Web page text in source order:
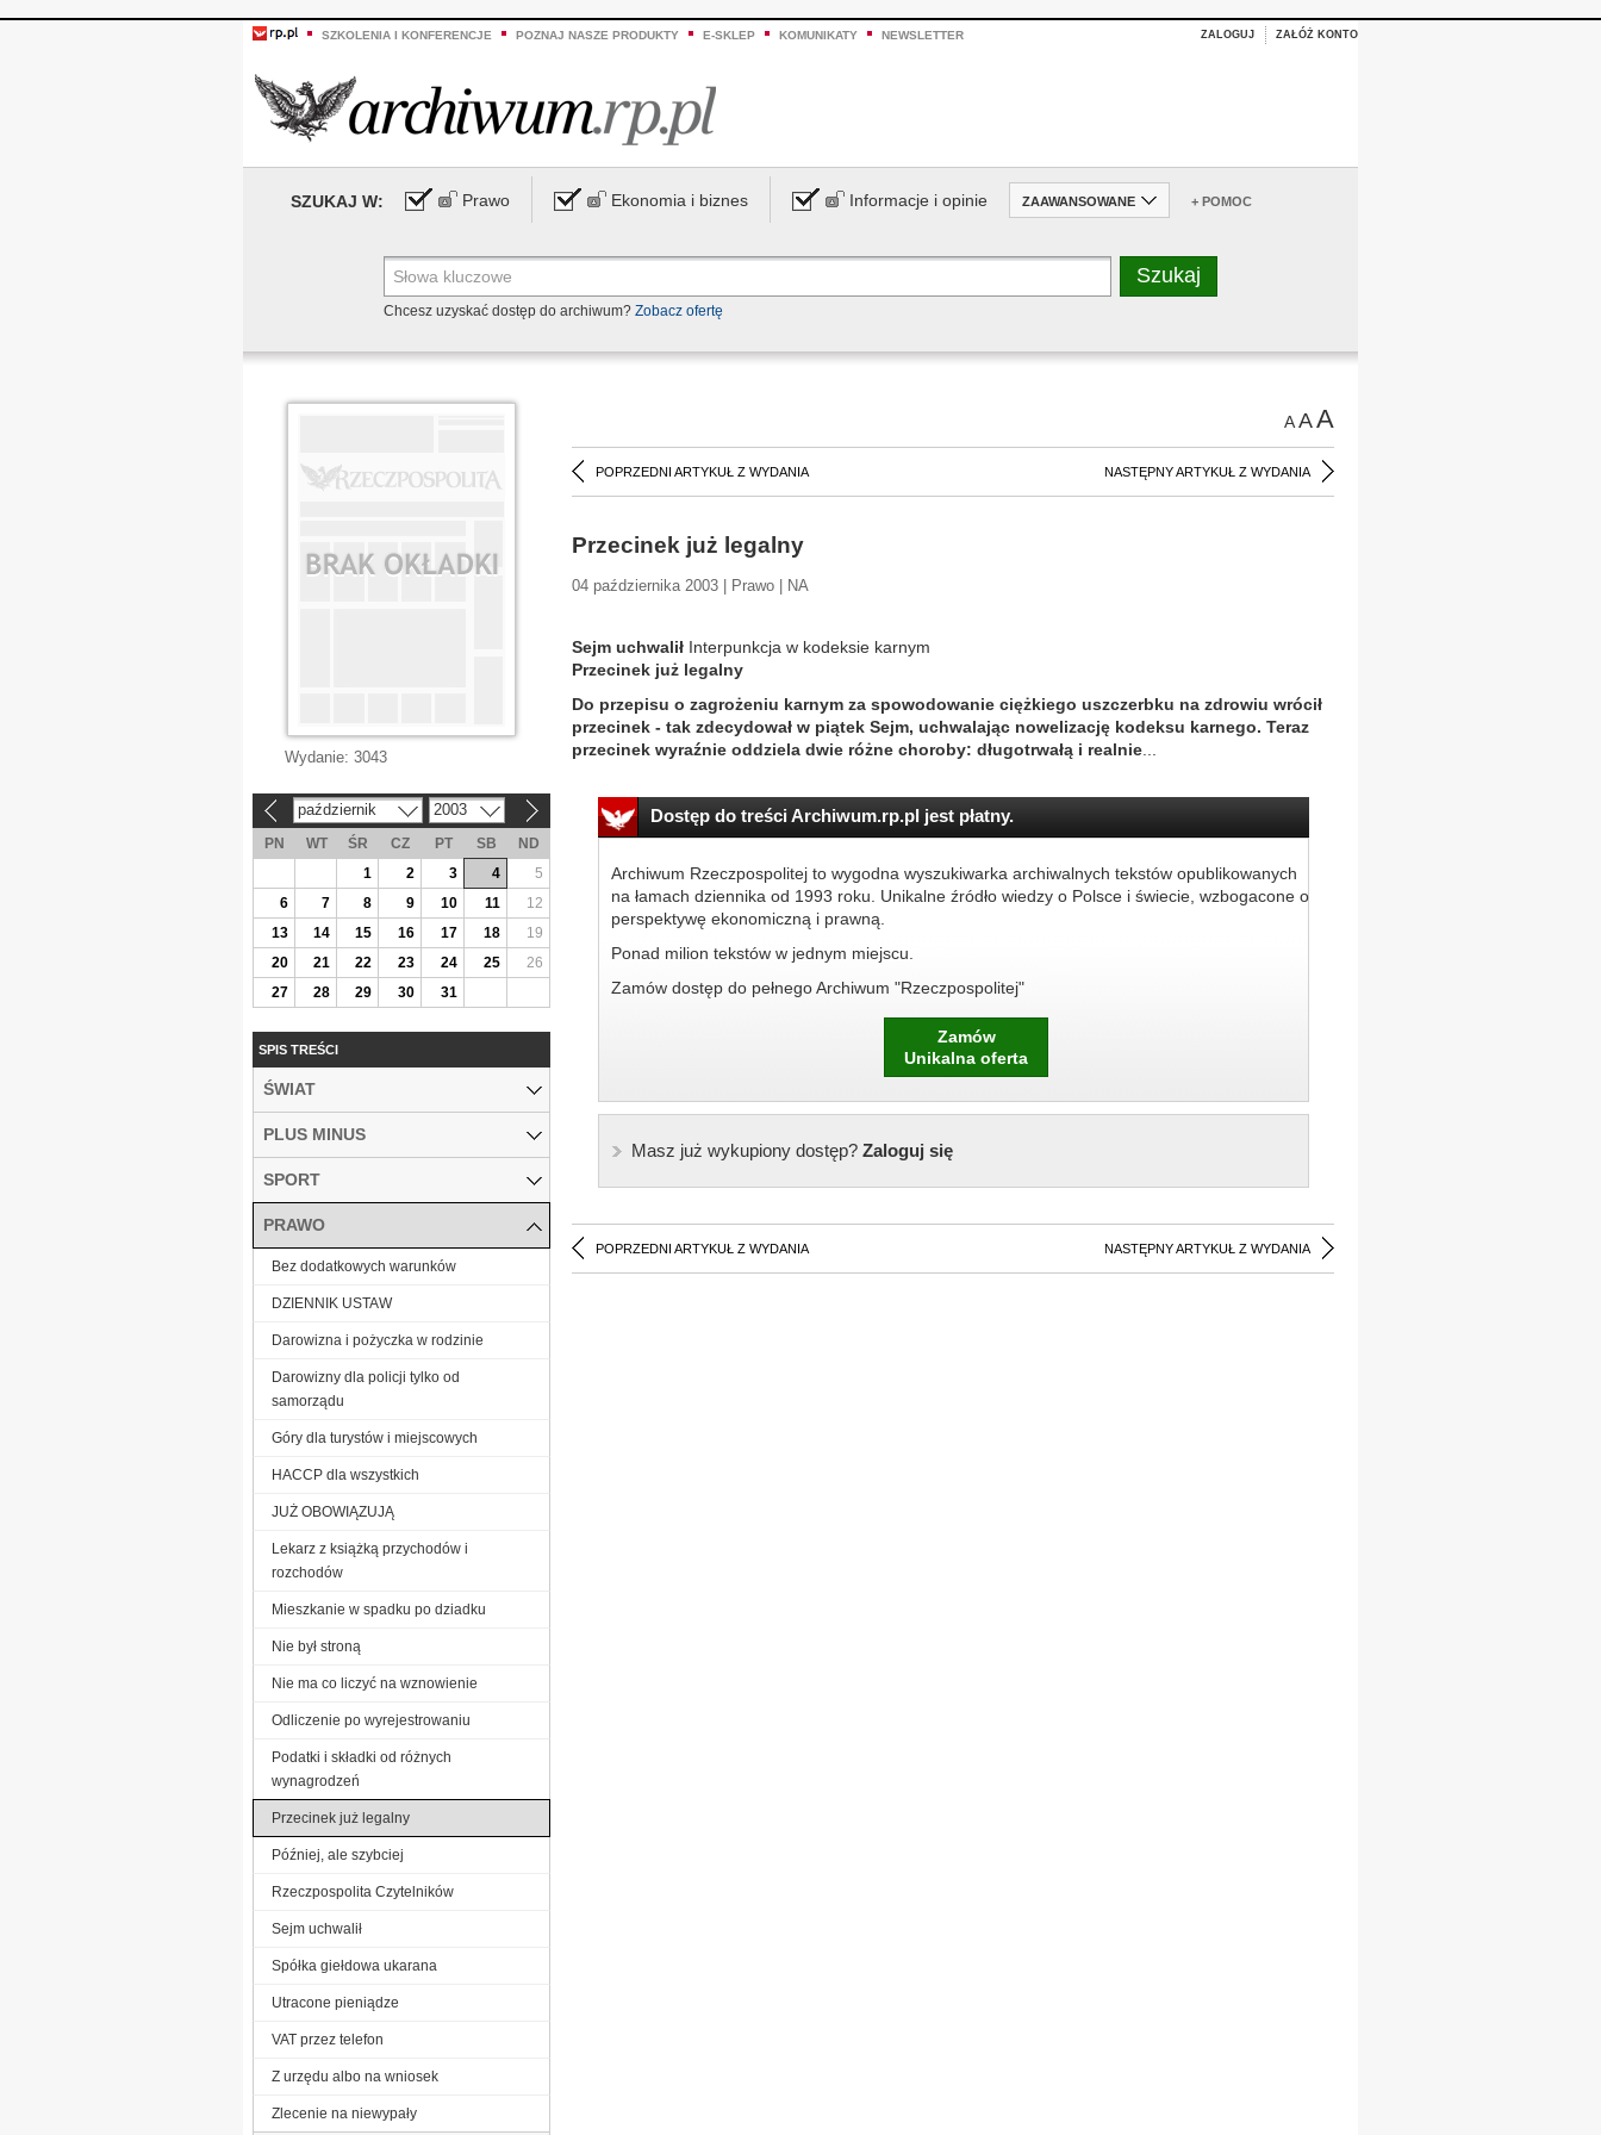
SZKOLENIA I KONFERENCJE POZNAJ NASZE PRODUKTY E-SKLEP KOMUNIKATY NEWSLETTER ZALOGUJ ZAŁÓŻ KONTO
SZUKAJ W: Prawo Ekonomia i biznes Informacje i opinie ZAAWANSOWANE + POMOC
Chcesz uzyskać dostęp do archiwum? Zobacz ofertę
AAA
POPRZEDNI ARTYKUŁ Z WYDANIA NASTĘPNY ARTYKUŁ Z WYDANIA
Przecinek już legalny
04 października 2003 | Prawo | NA
Sejm uchwalił Interpunkcja w kodeksie karnym
Przecinek już legalny
Do przepisu o zagrożeniu karnym za spowodowanie ciężkiego uszczerbku na zdrowiu wrócił
przecinek - tak zdecydował w piątek Sejm, uchwalając nowelizację kodeksu karnego. Teraz
przecinek wyraźnie oddziela dwie różne choroby: długotrwałą i realnie
Dostęp do treści Archiwum.rp.pl jest płatny.
Archiwum Rzeczpospolitej to wygodna wyszukiwarka archiwalnych tekstów opublikowanych
na łamach dziennika od 1993 roku. Unikalne źródło wiedzy o Polsce i świecie, wzbogacone o
perspektywę ekonomiczną i prawną.
Ponad milion tekstów w jednym miejscu.
Zamów dostęp do pełnego Archiwum "Rzeczpospolitej"
Zamów
Unikalna oferta
Masz już wykupiony dostęp?Zaloguj się
POPRZEDNI ARTYKUŁ Z WYDANIA NASTĘPNY ARTYKUŁ Z WYDANIA
Wydanie: 3043
październik 2003
PN WT ŚR CZ PT SB
ND
1
2 3 4
5
6
7 8 9 10 11
12
13
14 15 16 17 18
19
20
21 22 23 24 25
26
27
28 29 30 31
SPIS TREŚCI
ŚWIAT
PLUS MINUS
SPORT
PRAWO
Bez dodatkowych warunków
DZIENNIK USTAW
Darowizna i pożyczka w rodzinie
Darowizny dla policji tylko od
samorządu
Góry dla turystów i miejscowych
HACCP dla wszystkich
JUŻ OBOWIĄZUJĄ
Lekarz z książką przychodów i
rozchodów
Mieszkanie w spadku po dziadku
Nie był stroną
Nie ma co liczyć na wznowienie
Odliczenie po wyrejestrowaniu
Podatki i składki od różnych
wynagrodzeń
Przecinek już legalny
Później, ale szybciej
Rzeczpospolita Czytelników
Sejm uchwalił
Spółka giełdowa ukarana
Utracone pieniądze
VAT przez telefon
Z urzędu albo na wniosek
Zlecenie na niewypały